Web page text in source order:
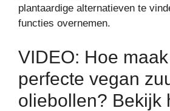
plantaardige alternatieven te
functies overnemen.
VIDEO: Hoe
perfecte vegan
oliebollen? Bekijk